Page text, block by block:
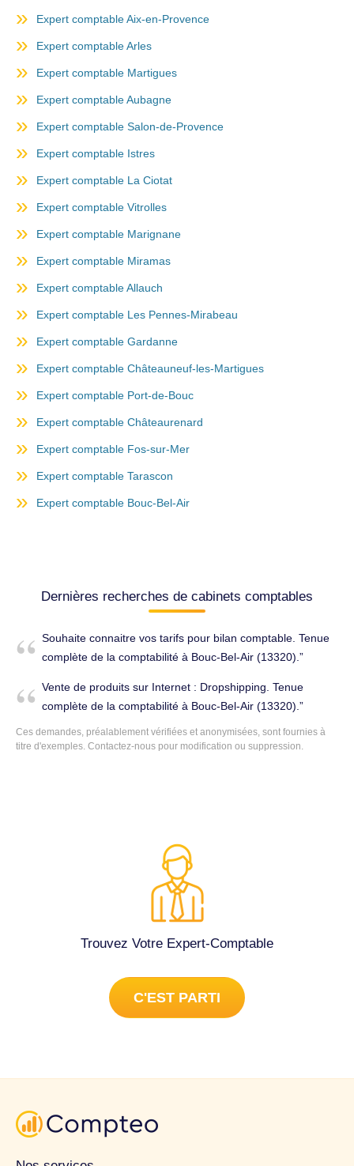
Expert comptable Aix-en-Provence
Expert comptable Arles
Expert comptable Martigues
Expert comptable Aubagne
Expert comptable Salon-de-Provence
Expert comptable Istres
Expert comptable La Ciotat
Expert comptable Vitrolles
Expert comptable Marignane
Expert comptable Miramas
Expert comptable Allauch
Expert comptable Les Pennes-Mirabeau
Expert comptable Gardanne
Expert comptable Châteauneuf-les-Martigues
Expert comptable Port-de-Bouc
Expert comptable Châteaurenard
Expert comptable Fos-sur-Mer
Expert comptable Tarascon
Expert comptable Bouc-Bel-Air
Dernières recherches de cabinets comptables
Souhaite connaitre vos tarifs pour bilan comptable. Tenue
complète de la comptabilité à Bouc-Bel-Air (13320).
Vente de produits sur Internet : Dropshipping. Tenue
complète de la comptabilité à Bouc-Bel-Air (13320).
Ces demandes, préalablement vérifiées et anonymisées, sont fournies à
titre d'exemples. Contactez-nous pour modification ou suppression.
Trouvez Votre Expert-Comptable
C'EST PARTI